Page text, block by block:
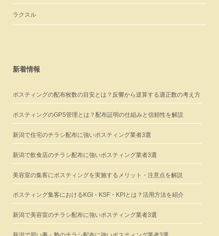
ラクスル
新着情報
ポスティングの配布枚数の目安とは？反響から逆算する適正数の考え方
ポスティングのGPS管理とは？配布証明の仕組みと信頼性を解説
新潟で住宅のチラシ配布に強いポスティング業者3選
新潟で飲食店のチラシ配布に強いポスティング業者3選
美容室の集客にポスティングを実施するメリット・注意点を解説
ポスティング集客におけるKGI・KSF・KPIとは？活用方法を紹介
新潟で美容室のチラシ配布に強いポスティング業者3選